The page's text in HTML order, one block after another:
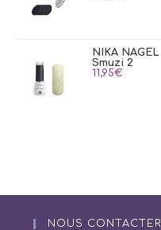
NIKA NAGEL
Smuzi 2
11,95€
NOUS CONTACTER